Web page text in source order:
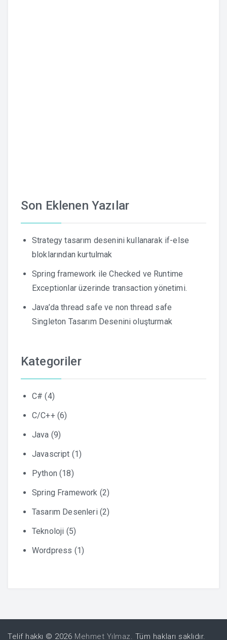
Son Eklenen Yazılar
Strategy tasarım desenini kullanarak if-else
bloklarından kurtulmak
Spring framework ile Checked ve Runtime
Exceptionlar üzerinde transaction yönetimi.
Java’da thread safe ve non thread safe
Singleton Tasarım Desenini oluşturmak
Kategoriler
C# (4)
C/C++(6)
Java (9)
Javascript (1)
Python (18)
Spring Framework (2)
Tasarım Desenleri(2)
Teknoloji (5)
Wordpress (1)
Telif hakkı © 2026 Mehmet Yılmaz. Tüm hakları saklıdır.